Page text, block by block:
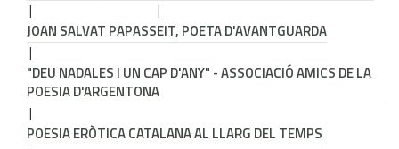
JOAN SALVAT PAPASSEIT, POETA D'AVANTGUARDA
"DEU NADALES I UN CAP D'ANY" - ASSOCIACIÓ AMICS DE LA
POESIA D'ARGENTONA
POESIA ERÒTICA CATALANA AL LLARG DEL TEMPS